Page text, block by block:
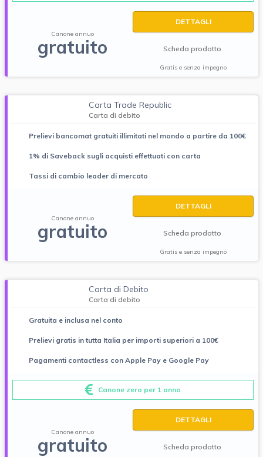
Canone annuo
gratuito
DETTAGLI
Scheda prodotto
Gratis e senza impegno
Carta Trade Republic
Carta di debito
Prelievi bancomat gratuiti illimitati nel mondo a partire da 100€
1% di Saveback sugli acquisti effettuati con carta
Tassi di cambio leader di mercato
Canone annuo
gratuito
DETTAGLI
Scheda prodotto
Gratis e senza impegno
Carta di Debito
Carta di debito
Gratuita e inclusa nel conto
Prelievi gratis in tutta Italia per importi superiori a 100€
Pagamenti contactless con Apple Pay e Google Pay
Canone zero per 1 anno
Canone annuo
gratuito
DETTAGLI
Scheda prodotto